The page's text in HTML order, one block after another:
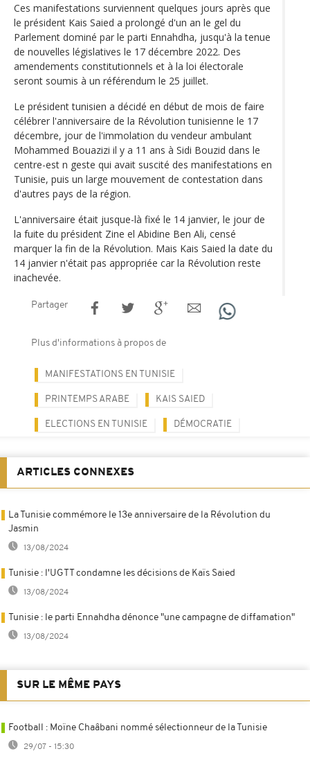
Ces manifestations surviennent quelques jours après que
le président Kais Saied a prolongé d'un an le gel du
Parlement dominé par le parti Ennahdha, jusqu'à la tenue
de nouvelles législatives le 17 décembre 2022. Des
amendements constitutionnels et à la loi électorale
seront soumis à un référendum le 25 juillet.
Le président tunisien a décidé en début de mois de faire
célébrer l'anniversaire de la Révolution tunisienne le 17
décembre, jour de l'immolation du vendeur ambulant
Mohammed Bouazizi il y a 11 ans à Sidi Bouzid dans le
centre-est n geste qui avait suscité des manifestations en
Tunisie, puis un large mouvement de contestation dans
d'autres pays de la région.
L'anniversaire était jusque-là fixé le 14 janvier, le jour de
la fuite du président Zine el Abidine Ben Ali, censé
marquer la fin de la Révolution. Mais Kais Saied la date du
14 janvier n'était pas appropriée car la Révolution reste
inachevée.
Partager
Plus d'informations à propos de
MANIFESTATIONS EN TUNISIE
PRINTEMPS ARABE KAIS SAIED
ELECTIONS EN TUNISIE DÉMOCRATIE
ARTICLES CONNEXES
La Tunisie commémore le 13e anniversaire de la Révolution du
Jasmin
13/08/2024
Tunisie : l'UGTT condamne les décisions de Kaïs Saied
13/08/2024
Tunisie : le parti Ennahdha dénonce "une campagne de diffamation"
13/08/2024
SUR LE MÊME PAYS
Football : Moïne Chaâbani nommé sélectionneur de la Tunisie
29/07 - 15:30